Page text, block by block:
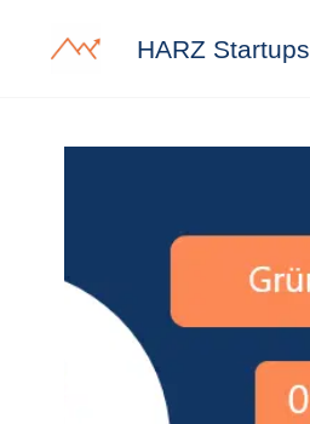
HARZ Startups